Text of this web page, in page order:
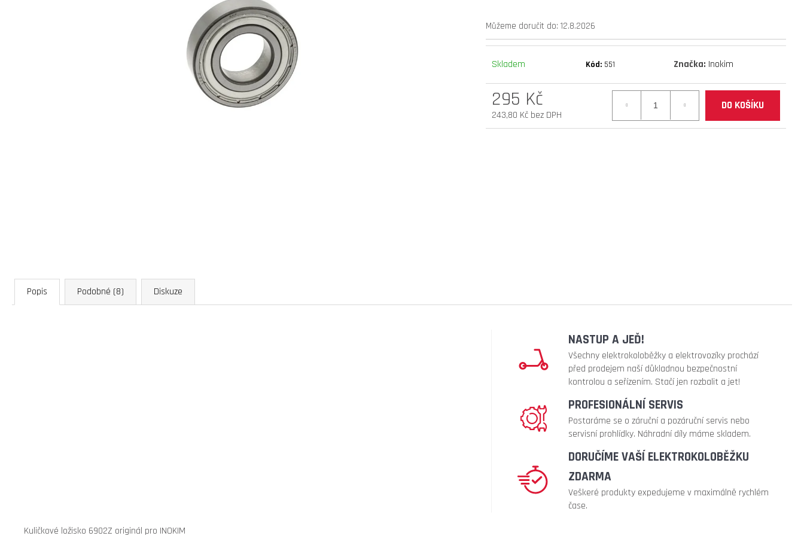
Můžeme doručit do: 12.8.2026
Skladem Kód: 551 Značka: Inokim
295 Kč
243,80 Kč bez DPH
Měrná
DO KOŠÍKU
Popis Podobné (8) Diskuze
NASTUP A JEĎ!
Všechny elektrokoloběžky a elektrovozíky prochází
před prodejem naší důkladnou bezpečnostní
kontrolou a seřízením. Stačí jen rozbalit a jet!
PROFESIONÁLNÍ SERVIS
Postaráme se o záruční a pozáruční servis nebo
servisní prohlídky. Náhradní díly máme skladem.
DORUČÍME VAŠÍ ELEKTROKOLOBĚŽKU
ZDARMA
Veškeré produkty expedujeme v maximálně rychlém
čase.
Kuličkové ložisko 6902Z originál pro INOKIM
elektrokoloběžka inokim ox super 23ah lg
elektrokoloběžka inokim oxo super 60v
25,6ah lg
54 900 Kč
Původně:
v.2 cz edition
33 990 Kč